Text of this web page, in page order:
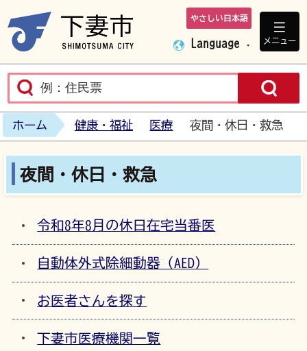
下妻市ホームペ
やさしい日本語
Language メニュー
ホーム 健康・福祉 医療 夜間・休日・救急
夜間・休日・救急
令和8年8月の休日在宅当番医
自動体外式除細動器（AED）
お医者さんを探す
下妻市医療機関一覧